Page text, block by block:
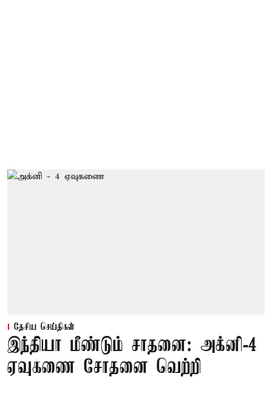
தேசிய செய்திகள்
இந்தியா மீண்டும் சாதனை: அக்னி-4
ஏவுகணை சோதனை வெற்றி